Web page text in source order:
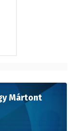
Mártont